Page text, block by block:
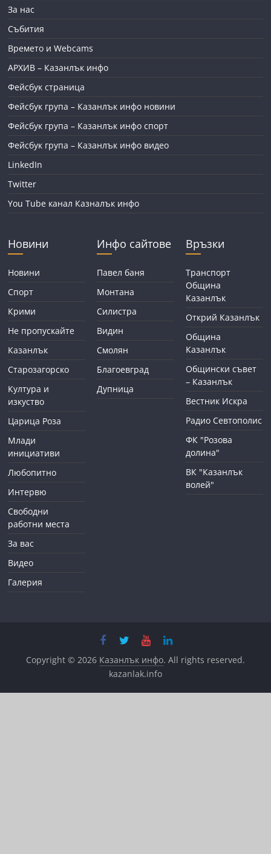
За нас
Събития
Времето и Webcams
АРХИВ – Казанлък инфо
Фейсбук страница
Фейсбук група – Казанлък инфо новини
Фейсбук група – Казанлък инфо спорт
Фейсбук група – Казанлък инфо видео
LinkedIn
Twitter
You Tube канал Казналък инфо
Новини
Новини
Спорт
Крими
Не пропускайте
Казанлък
Старозагорско
Култура и
изкуство
Царица Роза
Млади
инициативи
Любопитно
Интервю
Свободни
работни места
За вас
Видео
Галерия
Инфо сайтове
Павел баня
Монтана
Силистра
Видин
Смолян
Благоевград
Дупница
Връзки
Транспорт
Община
Казанлък
Открий Казанлък
Община
Казанлък
Общински съвет
– Казанлък
Вестник Искра
Радио Севтополис
ФК "Розова
долина"
ВК "Казанлък
волей"
Copyright © 2026 Казанлък инфо. All rights reserved.
kazanlak.info